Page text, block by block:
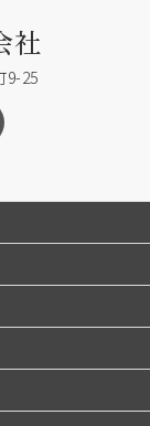
社
9-25